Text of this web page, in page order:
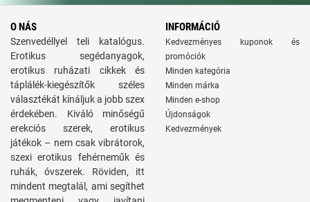
O NÁS
Szenvedéllyel teli katalógus.
Erotikus segédanyagok,
erotikus ruházati cikkek és
táplálék-kiegészítők széles
választékát kínáljuk a jobb szex
érdekében. Kiváló minőségű
erekciós szerek, erotikus
játékok – nem csak vibrátorok,
szexi erotikus fehérneműk és
ruhák, óvszerek. Röviden, itt
mindent megtalál, ami segíthet
INFORMÁCIÓ
Kedvezményes kuponok és
promóciók
Minden kategória
Minden márka
Minden e-shop
Újdonságok
Kedvezmények